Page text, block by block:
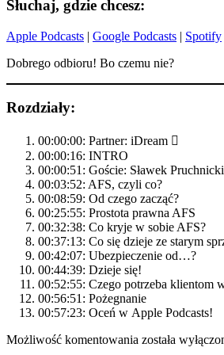
Słuchaj, gdzie chcesz:
Apple Podcasts | Google Podcasts | Spotify
Dobrego odbioru! Bo czemu nie?
Rozdziały:
00:00:00: Partner: iDream 
00:00:16: INTRO
00:00:51: Goście: Sławek
00:03:52: AFS, czyli co?
00:08:59: Od czego zacząć?
00:25:55: Prostota prawna AFS
00:32:38: Co kryje w sobie AFS?
00:37:13: Co się dzieje ze starym
00:42:07: Ubezpieczenie od…?
00:44:39: Dzieje się!
00:52:55: Czego potrzeba klientom
00:56:51: Pożegnanie
00:57:23: Oceń w Apple Podcasts!
Możliwość komentowania została